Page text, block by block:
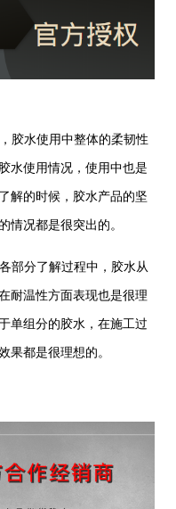
胶水使用中整体的柔韧性
水使用情况，使用中也是
解的时候，胶水产品的坚
情况都是很突出的。
部分了解过程中，胶水从
耐温性方面表现也是很理
单组分的胶水，在施工过
果都是很理想的。